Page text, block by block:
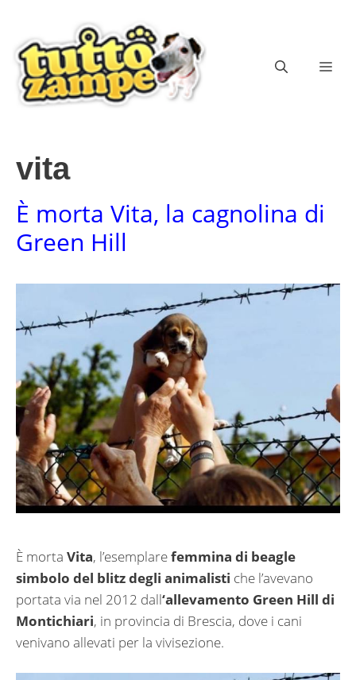
contenuto
vita
È morta Vita, la cagnolina di
Green Hill
È morta Vita, l’esemplarefemmina di beagle
simbolo del blitz degli animalisti che l’avevano
portata via nel 2012 dall‘allevamento Green Hill di
Montichiari, in provincia di Brescia, dove i cani
venivano allevati per la vivisezione.